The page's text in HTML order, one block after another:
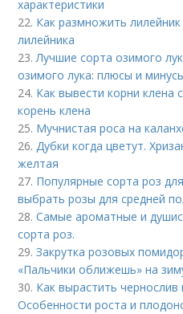
характеристики
22. Как размножить
лилейника
23.Лучшие сорта озимого
озимого лука: плюсы и
24. Как вывести корни клена
корень клена
25. Мучнистая роса на
26.Дубки когда цветут.
желтая
27. Популярные сорта роз
выбрать розы для средней
28.Самые ароматные и
сорта роз.
29.Закрутка розовых
«Пальчики оближешь» на
30. Как вырастить чернослив
Особенности роста и